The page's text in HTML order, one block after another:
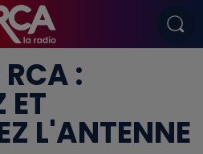
RCA :
ET
L'ANTENNE